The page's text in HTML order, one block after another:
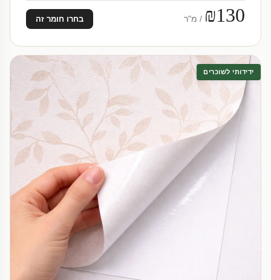
₪130 / מ"ר בחרו חומר זה
ידידותי לשוכרים